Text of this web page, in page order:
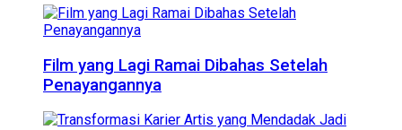
Film yang Lagi Ramai Dibahas Setelah
Penayangannya